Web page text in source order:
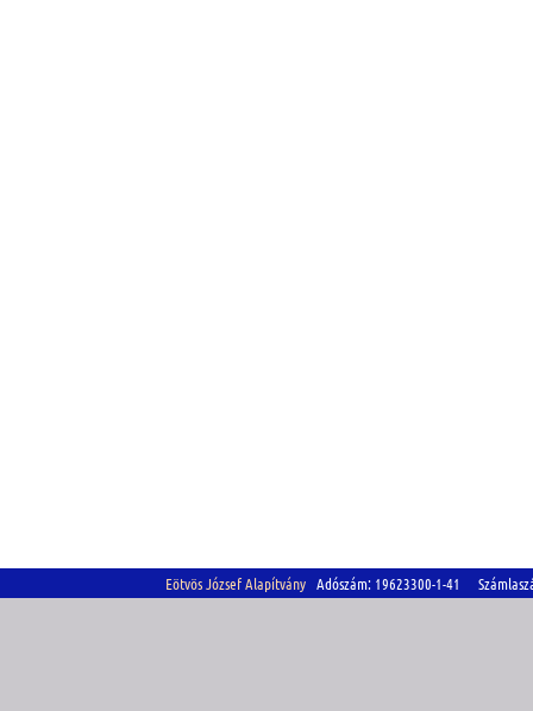
Eötvös József Alapítvány Adószám: 19623300-1-41